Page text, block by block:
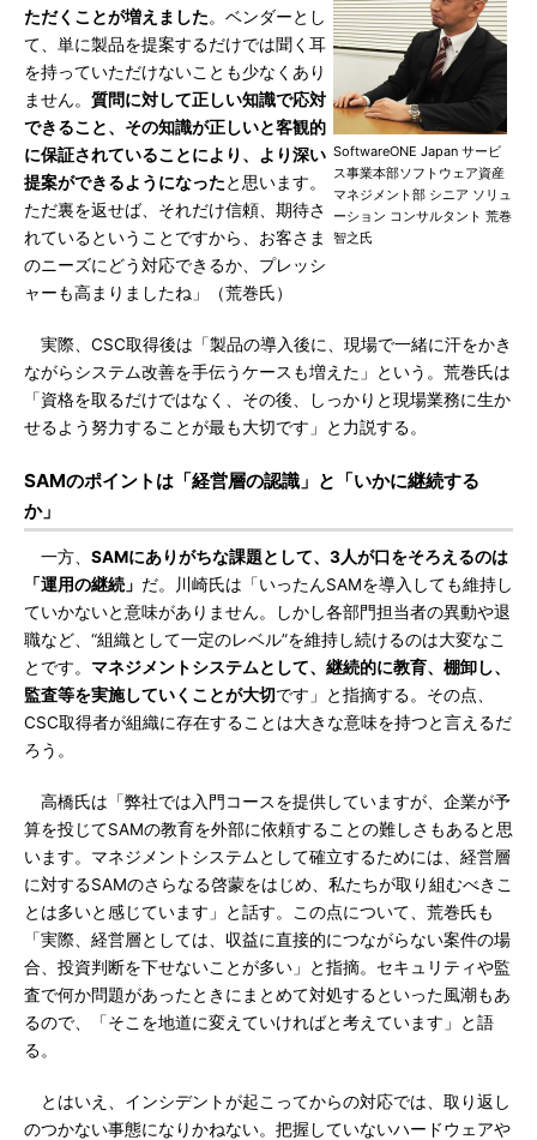
SoftwareONE Japan サービ
ス事業本部ソフトウェア資産
マネジメント部 シニア ソリュ
ーション コンサルタント 荒巻
智之氏
ただくことが増えました。ベンダーとし
て、単に製品を提案するだけでは聞く耳
を持っていただけないことも少なくあり
ません。 質問に対して正しい知識で応対
できること、その知識が正しいと客観的
に保証されていることにより、より深い
提案ができるようになったと思います。
ただ裏を返せば、それだけ信頼、期待さ
れているということですから、お客さま
のニーズにどう対応できるか、プレッシ
ャーも高まりましたね」（荒巻氏）
実際、CSC取得後は「製品の導入後に、現場で一緒に汗をかき
ながらシステム改善を手伝うケースも増えた」という。荒巻氏は
「資格を取るだけではなく、その後、しっかりと現場業務に生か
せるよう努力することが最も大切です」と力説する。
SAMのポイントは「経営層の認識」と「いかに継続する
か」
一方、 SAMにありがちな課題として、3人が口をそろえるのは
「運用の継続」 だ。川崎氏は「いったんSAMを導入しても維持し
ていかないと意味がありません。しかし各部門担当者の異動や退
職など、“組織として一定のレベル”を維持し続けるのは大変なこ
とです。 マネジメントシステムとして、継続的に教育、棚卸し、
監査等を実施していくことが大切です」と指摘する。その点、
CSC取得者が組織に存在することは大きな意味を持つと言えるだ
ろう。
高橋氏は「弊社では入門コースを提供していますが、企業が予
算を投じてSAMの教育を外部に依頼することの難しさもあると思
います。マネジメントシステムとして確立するためには、経営層
に対するSAMのさらなる啓蒙をはじめ、私たちが取り組むべきこ
とは多いと感じています」と話す。この点について、荒巻氏も
「実際、経営層としては、収益に直接的につながらない案件の場
合、投資判断を下せないことが多い」と指摘。セキュリティや監
査で何か問題があったときにまとめて対処するといった風潮もあ
るので、「そこを地道に変えていければと考えています」と語
る。
とはいえ、インシデントが起こってからの対応では、取り返し
のつかない事態になりかねない。把握していないハードウェアや